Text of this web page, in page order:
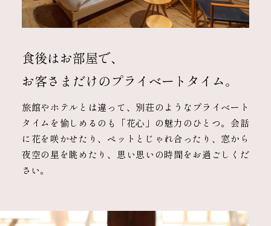
食後はお部屋で、
お客さまだけのプライベートタイム。
旅館やホテルとは違って、別荘のようなプライベート
タイムを愉しめるのも「花心」の魅力のひとつ。会話
に花を咲かせたり、ペットとじゃれ合ったり、窓から
夜空の星を眺めたり、思い思いの時間をお過ごしくだ
さい。